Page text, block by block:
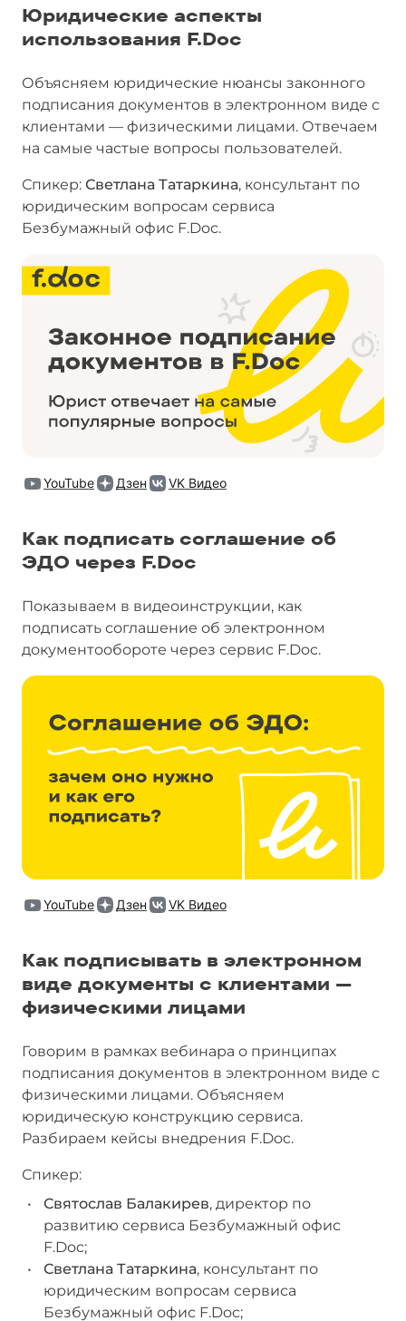
Юридические аспекты
использования F.Doc
Объясняем юридические нюансы законного
подписания документов в электронном виде с
клиентами — физическими лицами. Отвечаем
на самые частые вопросы пользователей.
Спикер: Светлана Татаркина, консультант по
юридическим вопросам сервиса
Безбумажный офис F.Doc.
YouTube Дзен VK Видео
Как подписать соглашение об
ЭДО через F.Doc
Показываем в видеоинструкции, как
подписать соглашение об электронном
документообороте через сервис F.Doc.
YouTube Дзен VK Видео
Как подписывать в электронном
виде документы с клиентами —
физическими лицами
Говорим в рамках вебинара о принципах
подписания документов в электронном виде с
физическими лицами. Объясняем
юридическую конструкцию сервиса.
Разбираем кейсы внедрения F.Doc.
Спикер:
Святослав Балакирев, директор по
развитию сервиса Безбумажный офис
F.Doc;
Светлана Татаркина, консультант по
юридическим вопросам сервиса
Безбумажный офис F.Doc;